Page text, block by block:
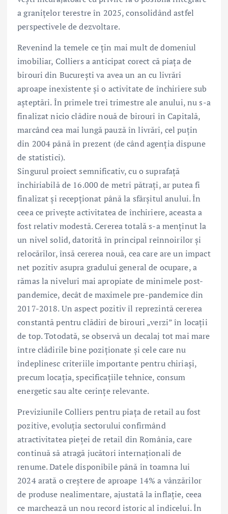
a granițelor terestre în 2025, consolidând astfel
perspectivele de dezvoltare.
Revenind la temele ce țin mai mult de domeniul
imobiliar, Colliers a anticipat corect că piața de
birouri din București va avea un an cu livrări
aproape inexistente și o activitate de închiriere sub
așteptări. În primele trei trimestre ale anului, nu s-a
finalizat nicio clădire nouă de birouri în Capitală,
marcând cea mai lungă pauză în livrări, cel puțin
din 2004 până în prezent (de când agenția dispune
de statistici).
Singurul proiect semnificativ, cu o suprafață
închiriabilă de 16.000 de metri pătrați, ar putea fi
finalizat și recepționat până la sfârșitul anului. În
ceea ce privește activitatea de închiriere, aceasta a
fost relativ modestă. Cererea totală s-a menținut la
un nivel solid, datorită în principal reînnoirilor și
relocărilor, însă cererea nouă, cea care are un impact
net pozitiv asupra gradului general de ocupare, a
rămas la niveluri mai apropiate de minimele post-
pandemice, decât de maximele pre-pandemice din
2017-2018. Un aspect pozitiv îl reprezintă cererea
constantă pentru clădiri de birouri „verzi” în locații
de top. Totodată, se observă un decalaj tot mai mare
între clădirile bine poziționate și cele care nu
îndeplinesc criteriile importante pentru chiriași,
precum locația, specificațiile tehnice, consum
energetic sau alte cerințe relevante.
Previziunile Colliers pentru piața de retail au fost
pozitive, evoluția sectorului confirmând
atractivitatea pieței de retail din România, care
continuă să atragă jucători internaționali de
renume. Datele disponibile până în toamna lui
2024 arată o creștere de aproape 14% a vânzărilor
de produse nealimentare, ajustată la inflație, ceea
ce marchează un nou record istoric al indicelui. În